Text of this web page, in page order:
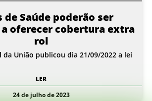
de Saúde poderão ser
oferecer cobertura extra
rol
da União publicou dia 21/09/2022 a lei
LER
24 de julho de 2023